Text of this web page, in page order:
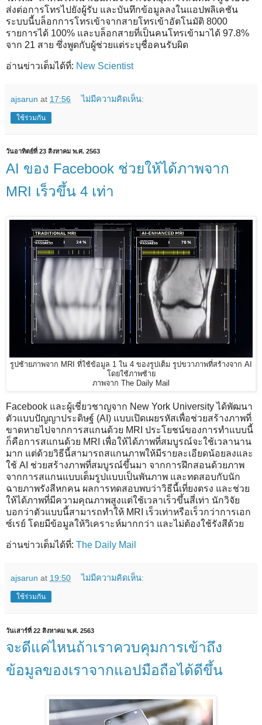
ส่งต่อการโทรไปยังผู้รับ และบันทึกข้อมูลลงในแอปพลิเคชัน
ระบบนี้บล็อกการโทรเข้าจากสายโทรเข้าอัตโนมัติ 8000
รายการได้ 100% และบล็อกสายที่เป็นคนโทรเข้ามาได้ 97.8%
จาก 21 สาย ซึ่งพูดกับผู้ช่วยแต่ระบุชื่อคนรับผิด
อ่านข่าวเต็มได้ที่: New Scientist
ajsarun at 17:56 ไม่มีความคิดเห็น:
ใช้ร่วมกัน
วันอาทิตย์ที่ 23 สิงหาคม พ.ศ. 2563
AI ของ Facebook ช่วยให้ได้ภาพจาก
MRI เร็วขึ้น 4 เท่า
รูปซ้ายภาพจาก MRI ที่ใช้ข้อมูล 1 ใน 4 ของรูปเต็ม รูปขวาภาพที่สร้างจาก AI
โดยใช้ภาพซ้าย
ภาพจาก The Daily Mail
Facebook และผู้เชี่ยวชาญจาก New York University ได้พัฒนา
ตัวแบบปัญญาประดิษฐ์ (AI) แบบเปิดเผยรหัสเพื่อช่วยสร้างภาพที่
ขาดหายไปจากการสแกนด้วย MRI ประโยชน์ของการทำแบบนี้
ก็คือการสแกนด้วย MRI เพื่อให้ได้ภาพที่สมบูรณ์จะใช้เวลานาน
มาก แต่ด้วยวิธีนี้สามารถสแกนภาพให้มีรายละเอียดน้อยลงและ
ใช้ AI ช่วยสร้างภาพที่สมบูรณ์ขึ้นมา จากการฝึกสอนด้วยภาพ
จากการสแกนแบบเต็มรูปแบบเป็นพันภาพ และทดสอบกับนัก
ฉายภาพรังสีหกคน ผลการทดสอบพบว่าวิธีนี้เที่ยงตรง และช่วย
ให้ได้ภาพที่มีความคุณภาพสูงแต่ใช้เวลาเร็วขึ้นสี่เท่า นักวิจัย
บอกว่าตัวแบบนี้สามารถทำให้ MRI เร็วเท่าหรือเร็วกว่าการเอก
ซ์เรย์ โดยมีข้อมูลให้วิเคราะห์มากกว่า และไม่ต้องใช้รังสีด้วย
อ่านข่าวเต็มได้ที่: The Daily Mail
ajsarun at 19:50 ไม่มีความคิดเห็น:
ใช้ร่วมกัน
วันเสาร์ที่ 22 สิงหาคม พ.ศ. 2563
จะดีแค่ไหนถ้าเราควบคุมการเข้าถึง
ข้อมูลของเราจากแอปมือถือได้ดีขึ้น